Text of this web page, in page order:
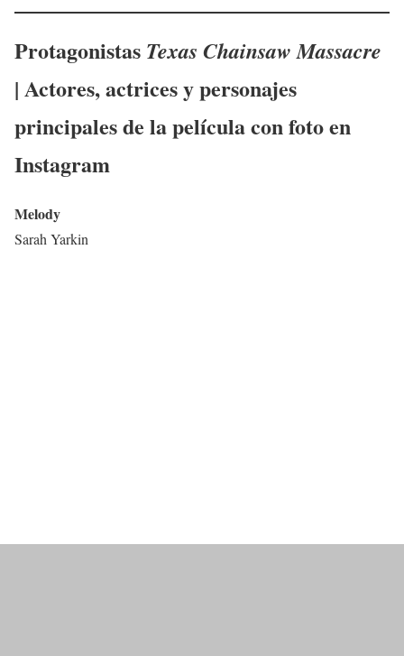
Protagonistas Texas Chainsaw Massacre
| Actores, actrices y personajes
principales de la película con foto en
Instagram
Melody
Sarah Yarkin